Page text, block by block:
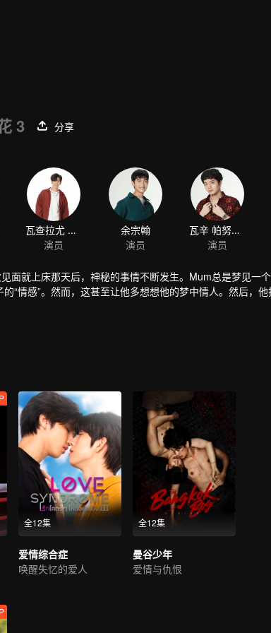
3
分享
就上床那天后，神秘的事情不断发生。Mum总是梦见一个
“情感”。然而，这甚至让他多想想他的梦中情人。然后，
。虽然他们的第一次见面是Dew的最后一天，但也是他们
全12集
爱情综合症
唤醒失忆的爱人
全12集
曼谷少年
爱情与仇恨